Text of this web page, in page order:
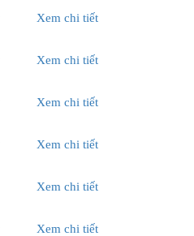
Xem chi tiết
Xem chi tiết
Xem chi tiết
Xem chi tiết
Xem chi tiết
Xem chi tiết